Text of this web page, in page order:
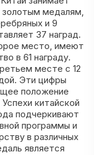
золотым медалям,
и 9
37 наград.
место, имеют
в 61 награду.
месте с 12
Эти цифры
положение
китайской
подчеркивают
программы и
в различных
является